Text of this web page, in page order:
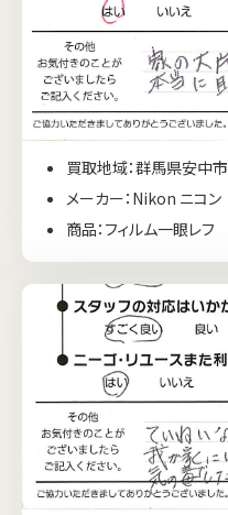
買取地域：群馬県安中市
メーカー：Nikon ニコン
商品：フィルム一眼レフ